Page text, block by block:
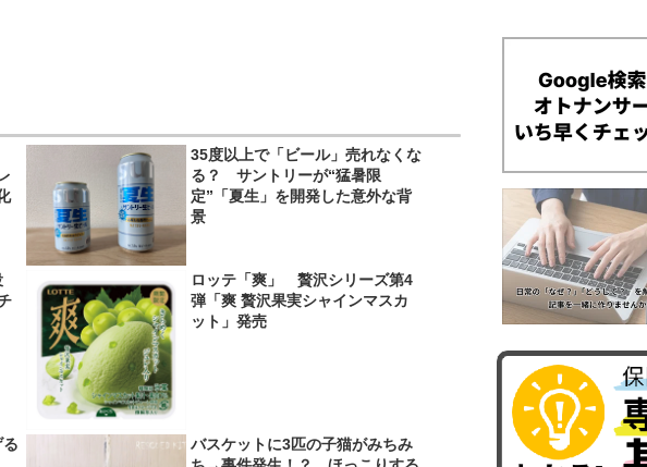
35度以上で「ビール」売れなくな
る？ サントリーが“猛暑限
定”「夏生」を開発した意外な背
景
ロッテ「爽」 贅沢シリーズ第4
弾「爽 贅沢果実シャインマスカ
ット」発売
バスケットに3匹の子猫がみちみ